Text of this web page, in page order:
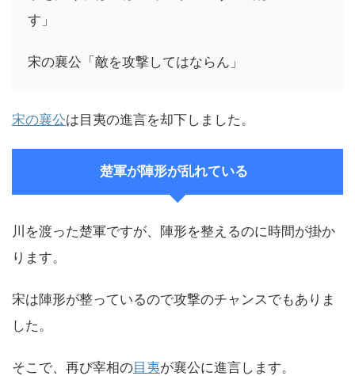
す」
宋の襄公「敵を攻撃してはならん」
宋の襄公は目夷の進言を却下しました。
楚軍が陣形が乱れている
川を渡った楚軍ですが、陣形を整えるのに時間が掛か
ります。
宋は陣形が整っているので攻撃のチャンスでもありま
した。
そこで、再び宰相の目夷が襄公に進言します。